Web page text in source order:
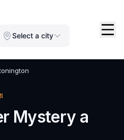
Select a city
Mystery a